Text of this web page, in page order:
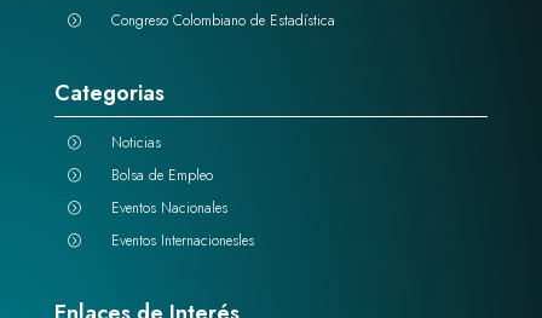
= Congreso Colombiano de Estadística
Categorias
= Noticias
= Bolsa de Empleo
= Eventos Nacionales
= Eventos Internacionesles